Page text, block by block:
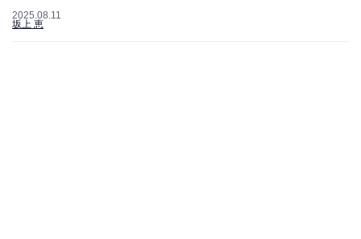
2025.08.11
坂上 恵